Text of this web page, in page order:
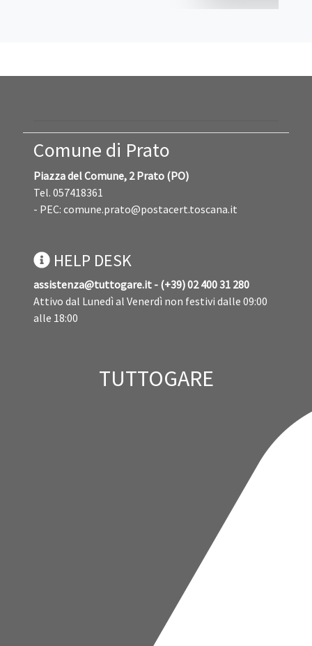
Comune di Prato
Piazza del Comune, 2 Prato (PO)
Tel. 057418361
- PEC: comune.prato@postacert.toscana.it
HELP DESK
assistenza@tuttogare.it - (+39) 02 400 31 280
Attivo dal Lunedì al Venerdì non festivi dalle 09:00
alle 18:00
TUTTOGARE